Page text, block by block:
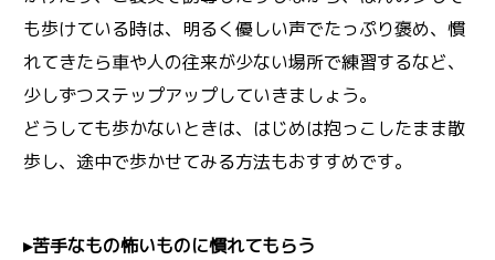
も歩けている時は、明るく優しい声でたっぷり褒め、慣
れてきたら車や人の往来が少ない場所で練習するなど、
少しずつステップアップしていきましょう。
どうしても歩かないときは、はじめは抱っこしたまま散
歩し、途中で歩かせてみる方法もおすすめです。
▸苦手なもの怖いものに慣れてもらう